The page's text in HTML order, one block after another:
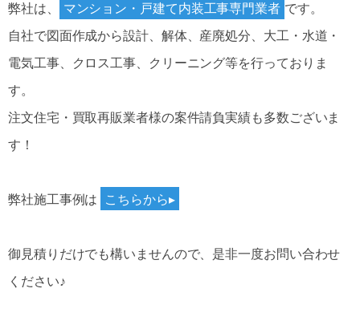
弊社は、 マンション・戸建て内装工事専門業者 です。
自社で図面作成から設計、解体、産廃処分、大工・水道・
電気工事、クロス工事、クリーニング等を行っておりま
す。
注文住宅・買取再販業者様の案件請負実績も多数ございま
す！
弊社施工事例は こちらから▸
御見積りだけでも構いませんので、是非一度お問い合わせ
ください♪